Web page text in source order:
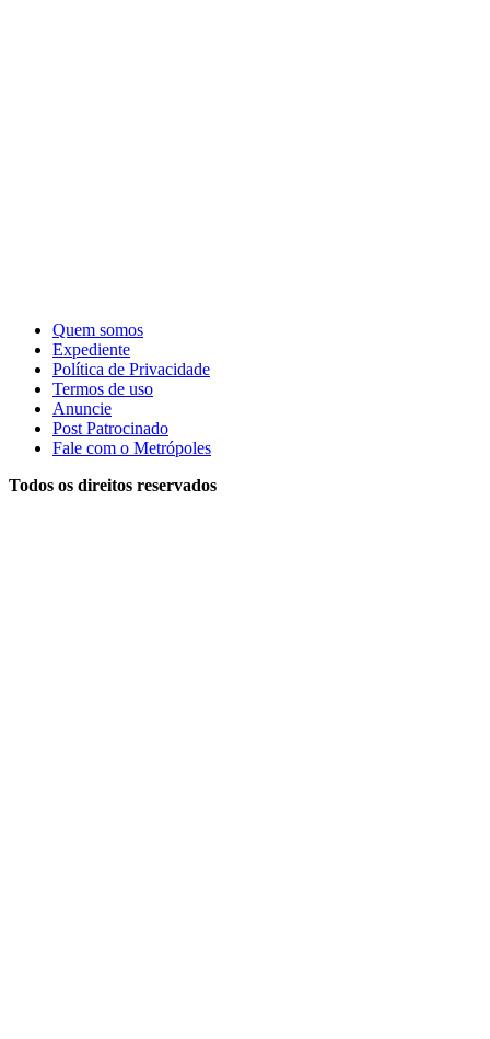
Quem somos
Expediente
Política de Privacidade
Termos de uso
Anuncie
Post Patrocinado
Fale com o Metrópoles
Todos os direitos reservados